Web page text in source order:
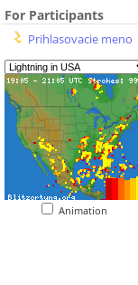
For Participants
Prihlasovacie meno
Animation